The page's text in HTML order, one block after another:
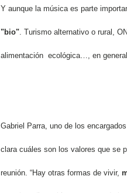
Y aunque la música es parte
"bio". Turismo alternativo o rural,
alimentación ecológica…, en
Gabriel Parra, uno de los
clara cuáles son los valores que se
reunión. “Hay otras formas de vivir,